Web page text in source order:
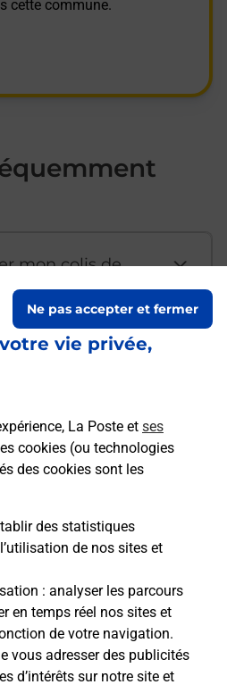
vie privée,
La Poste et ses
cookies (ou technologies
des cookies sont les
des statistiques
de nos sites et
: analyser les parcours
en temps réel nos sites et
de votre navigation.
vous adresser des publicités
d’intérêts sur notre site et
Ne pas accepter et fermer
cette commune.
mon colis de
un
depuis un
une
?
participe-t-elle
quotidien ?
code de la route
quelles